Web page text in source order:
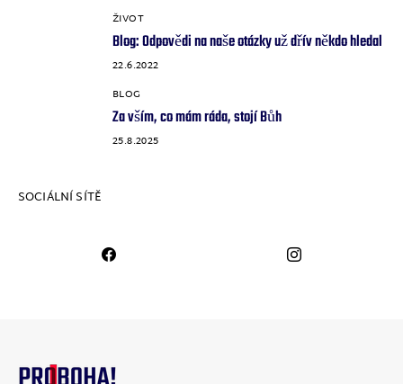
ŽIVOT
Blog: Odpovědi na naše otázky už dřív někdo hledal
22.6.2022
BLOG
Za vším, co mám ráda, stojí Bůh
25.8.2025
SOCIÁLNÍ SÍTĚ